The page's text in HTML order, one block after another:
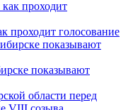
проходит голосование
показывают